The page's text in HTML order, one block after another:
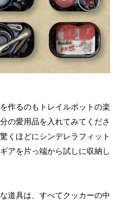
作るのもトレイルポットの楽
の愛用品を入れてみてくださ
くほどにシンデレラフィット
アを片っ端から試しに収納し
道具は、すべてクッカーの中